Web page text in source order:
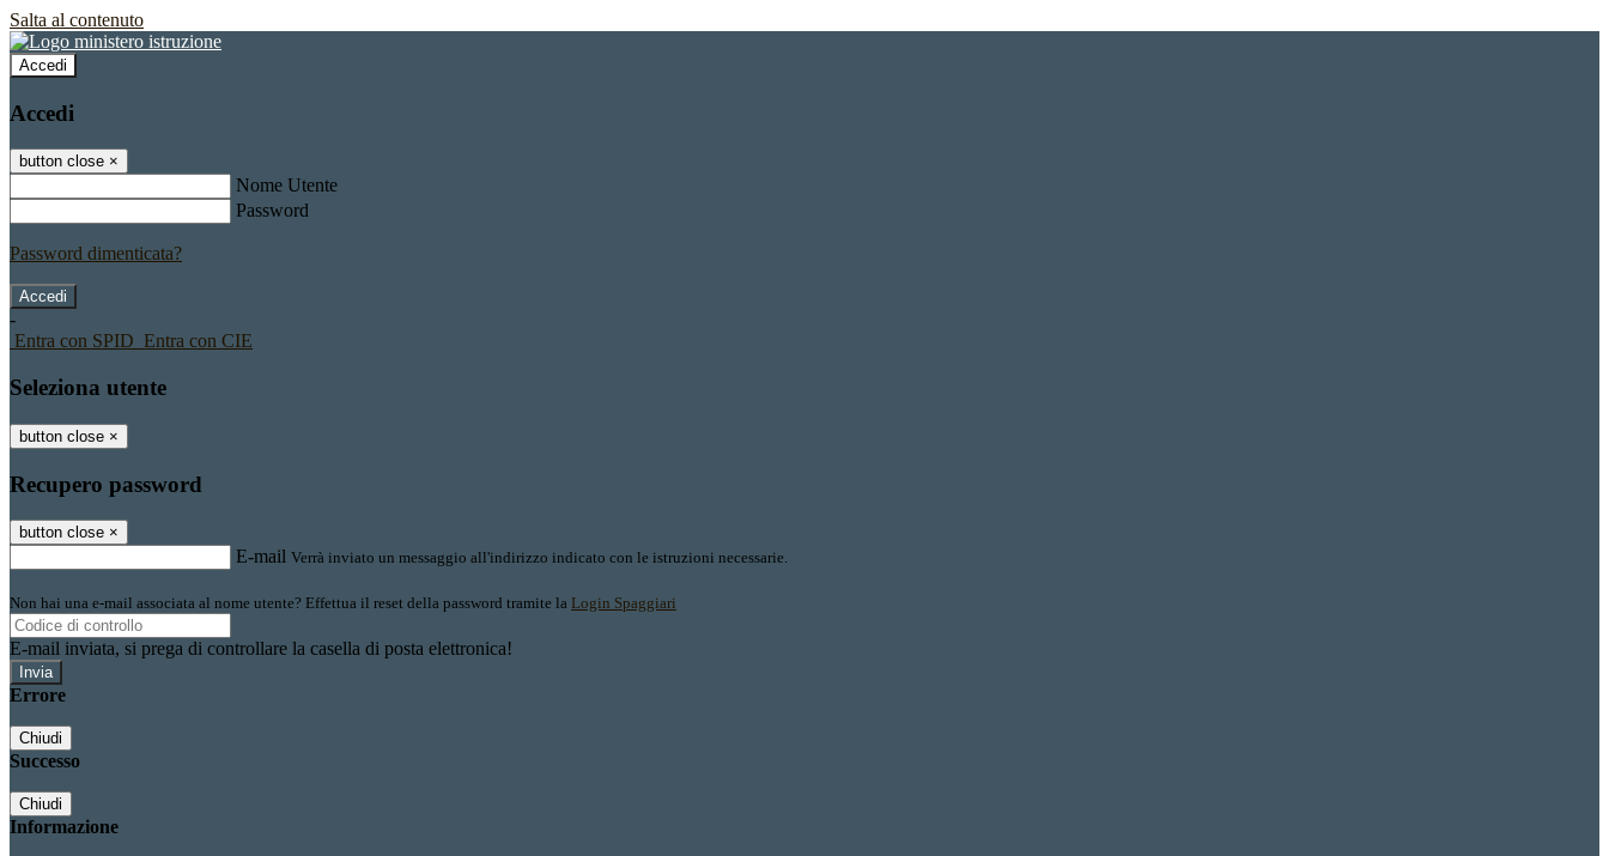
Salta al contenuto
Accedi
Accedi
button close ×
Nome Utente
Password
Password dimenticata?
-
Entra con SPID Entra con CIE
Seleziona utente
button close ×
Recupero password
button close ×
E-mail Verrà inviato un messaggio all'indirizzo indicato con le istruzioni necessarie.
Non hai una e-mail associata al nome utente? Effettua il reset della password tramite la Login Spaggiari
E-mail inviata, si prega di controllare la casella di posta elettronica!
Errore
Chiudi
Successo
Chiudi
Informazione